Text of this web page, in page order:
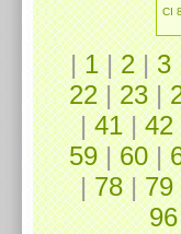
CI
|1|2|3
22|23|
|41|42
59|60|
|78|79
96